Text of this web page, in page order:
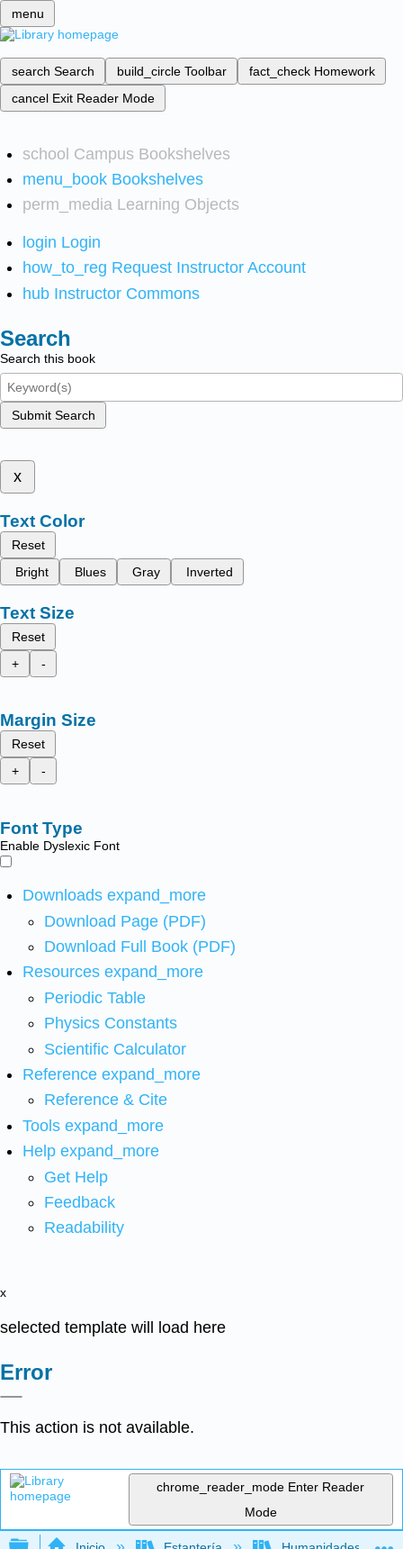
menu
search Search build_circle Toolbar fact_check Homework
cancel Exit Reader Mode
school Campus Bookshelves
menu_book Bookshelves
perm_media Learning Objects
login Login
how_to_reg Request Instructor Account
hub Instructor Commons
Search
Search this book
Submit Search
x
Text Color
Reset
Bright
Blues Gray Inverted
Text Size
Reset
+
-
Margin Size
Reset
+
-
Font Type
Enable Dyslexic Font
Downloads expand_more
Download Page (PDF)
Download Full Book (PDF)
Resources expand_more
Periodic Table
Physics Constants
Scientific Calculator
Reference expand_more
Reference & Cite
Tools expand_more
Help expand_more
Get Help
Feedback
Readability
x
selected template will load here
Error
This action is not available.
chrome_reader_mode Enter Reader
Mode